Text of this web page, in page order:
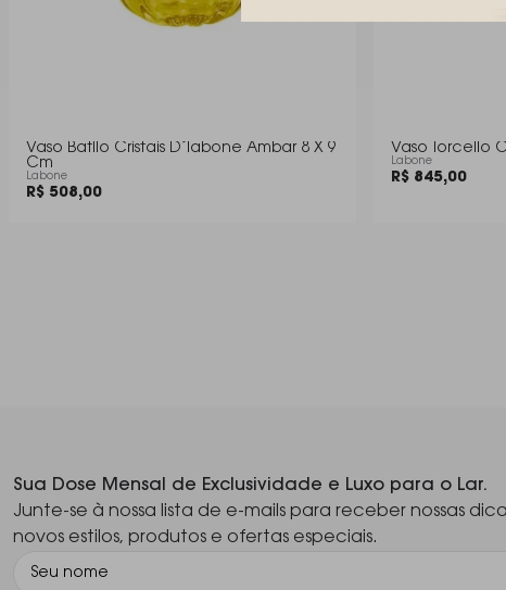
Vaso Batllo Cristais D´labone Ambar 8 X 9
Cm
Labone
R$ 508,00
Vaso Torcello
Labone
R$ 845,00
Sua Dose Mensal de Exclusividade e Luxo para o Lar.
Junte-se à nossa lista de e-mails para receber nossas
novos estilos, produtos e ofertas especiais.